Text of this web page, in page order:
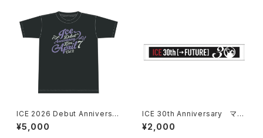
ICE 2026 Debut Anniversar
y Live “April 7” Tシャツ
¥5,000
ICE 30th Anniversary マフ
ラータオル ＊ステッカー付き！
¥2,000